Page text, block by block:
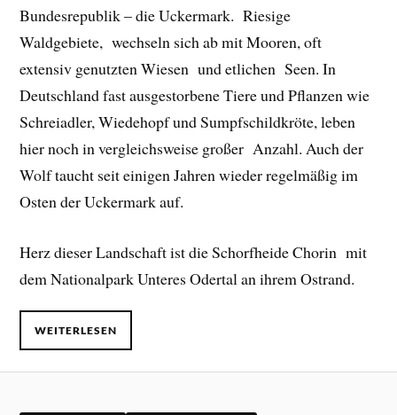
Bundesrepublik – die Uckermark. Riesige
Waldgebiete, wechseln sich ab mit Mooren, oft
extensiv genutzten Wiesen und etlichen Seen. In
Deutschland fast ausgestorbene Tiere und Pflanzen wie
Schreiadler, Wiedehopf und Sumpfschildkröte, leben
hier noch in vergleichsweise großer Anzahl. Auch der
Wolf taucht seit einigen Jahren wieder regelmäßig im
Osten der Uckermark auf.
Herz dieser Landschaft ist die Schorfheide Chorin mit
dem Nationalpark Unteres Odertal an ihrem Ostrand.
WEITERLESEN